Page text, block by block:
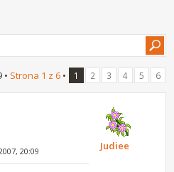
• Strona 1 z 6• 1 2 3 4 5 6
20:09 Judiee